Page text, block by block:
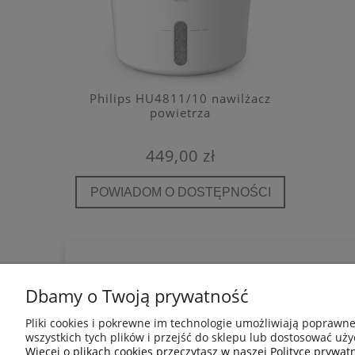
Philips HU4811/10 nawilżacz
powietrza
449,00 zł
POWIADOM O DOSTĘPNOŚCI
Regulamin
Jak kupować?
Polityka prywatności
Pytania i odpowiedzi
Mapa Strony
Dbamy o Twoją prywatność
Pliki cookies i pokrewne im technologie umożliwiają
wszystkich tych plików i przejść do sklepu lub dostosować
Więcej o plikach cookies przeczytasz w naszej Polityce